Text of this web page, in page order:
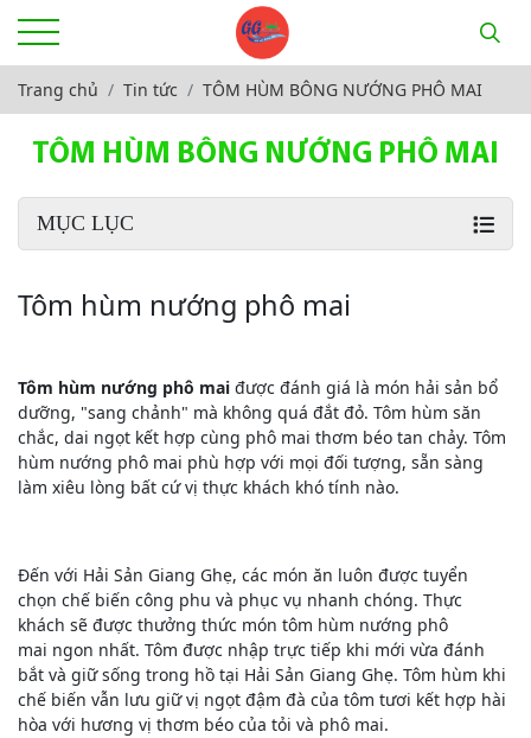
Trang chủ Tin tức TÔM HÙM BÔNG NƯỚNG PHÔ MAI
TÔM HÙM BÔNG NƯỚNG PHÔ MAI
MỤC LỤC
Tôm hùm nướng phô mai
Tôm hùm nướng phô mai được đánh giá là món hải sản bổ
dưỡng, "sang chảnh" mà không quá đắt đỏ. Tôm hùm săn
chắc, dai ngọt kết hợp cùng phô mai thơm béo tan chảy. Tôm
hùm nướng phô mai phù hợp với mọi đối tượng, sẵn sàng
làm xiêu lòng bất cứ vị thực khách khó tính nào.
Đến với Hải Sản Giang Ghẹ, các món ăn luôn được tuyển
chọn chế biến công phu và phục vụ nhanh chóng. Thực
khách sẽ được thưởng thức món tôm hùm nướng phô
mai ngon nhất. Tôm được nhập trực tiếp khi mới vừa đánh
bắt và giữ sống trong hồ tại Hải Sản Giang Ghẹ. Tôm hùm khi
chế biến vẫn lưu giữ vị ngọt đậm đà của tôm tươi kết hợp hài
hòa với hương vị thơm béo của tỏi và phô mai.